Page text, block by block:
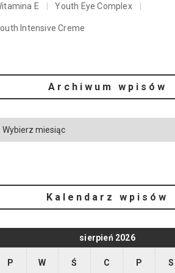
E Youth Eye Complex
Intensive Creme
Archiwum wpisów
Kalendarz wpisów
sierpień 2026
P W Ś C P S